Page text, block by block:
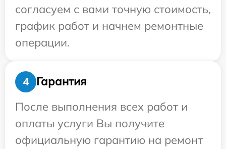
согласуем с вами точную стоимость,
график работ и начнем ремонтные
операции.
4
Гарантия
После выполнения всех работ и
оплаты услуги Вы получите
официальную гарантию на ремонт